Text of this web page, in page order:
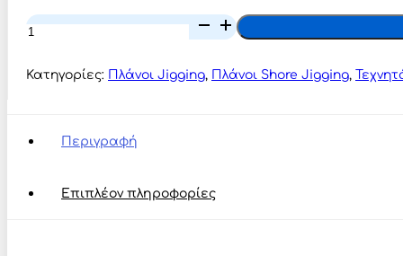
METAL
JIG
Series
IRON
ποσότητα
Κατηγορίες: Πλάνοι Jigging, Πλάνοι Shore Jigging,
Περιγραφή
Επιπλέον πληροφορίες